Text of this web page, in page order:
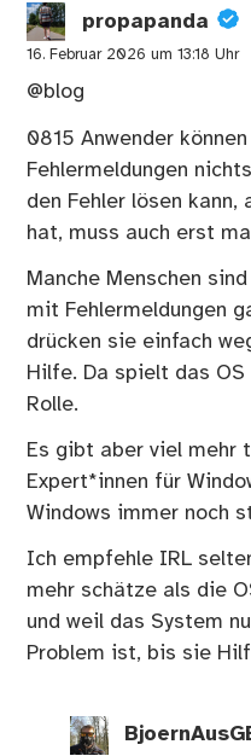
propapanda
16. Februar 2026 um 13:18 Uhr
@blog
0815 Anwender
Fehlermeldungen
den Fehler lösen kann,
hat, muss auch erst
Manche Menschen
mit Fehlermeldungen
drücken sie einfach
Hilfe. Da spielt das
Rolle.
Es gibt aber viel mehr
Expert*innen für
Windows immer noch
Ich empfehle IRL
mehr schätze als die
und weil das System
Problem ist, bis sie